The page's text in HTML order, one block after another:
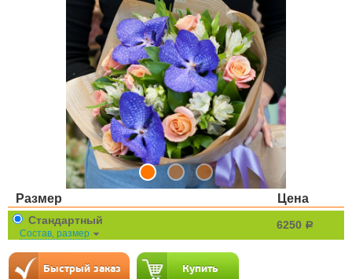
Размер Цена
Стандартный
Состав, размер
6250 a